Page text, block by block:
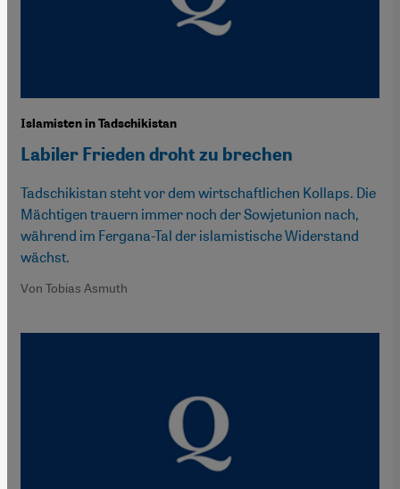
Islamisten in Tadschikistan
Labiler Frieden droht zu brechen
Tadschikistan steht vor dem wirtschaftlichen Kollaps. Die
Mächtigen trauern immer noch der Sowjetunion nach,
während im Fergana-Tal der islamistische Widerstand
wächst.
Von Tobias Asmuth